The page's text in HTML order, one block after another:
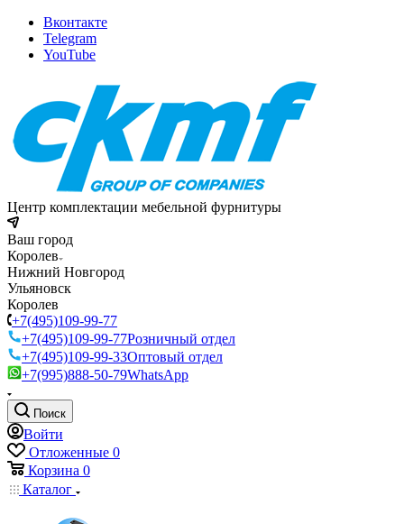
Вконтакте
Telegram
YouTube
Центр комплектации мебельной фурнитуры
Ваш город
Королев
Нижний Новгород
Ульяновск
Королев
+7(495)109-99-77
+7(495)109-99-77Розничный отдел
+7(495)109-99-33Оптовый отдел
+7(995)888-50-79WhatsApp
Поиск
Войти
Отложенные 0
Корзина 0
Каталог